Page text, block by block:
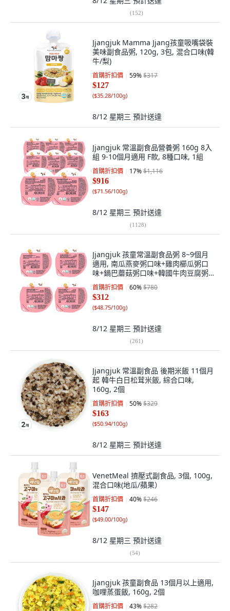
(152)
Jjangjuk Mamma Jjang孩童吸嘴袋裝
美味副食品粥, 120g, 3包, 混合口味(韓
牛/梨)
首購折扣價 59%$317
$127
($35.28/100g)
8/12 星期三 預計送達
Jjangjuk 常溫副食品營養粥 160g 8入
組 9-10個月適用 F款, 8種口味, 1組
首購折扣價 17%$1,116
$916
($71.56/100g)
8/12 星期三 預計送達
(1128)
Jjangjuk 孩童常溫副食品粥 8~9個月
適用, 南瓜燕麥粥口味+雞肉櫛瓜粥口
味+鍋巴蘑菇粥口味+韓國牛肉豆腐粥
口味, 640g, 1組
首購折扣價 60%$780
$312
($48.75/100g)
8/12 星期三 預計送達
(261)
Jjangjuk 常溫副食品 後期米飯 11個月
起 韓牛白日松茸米飯, 綜合口味,
160g, 2個
首購折扣價 50%$329
$163
($50.94/100g)
8/12 星期三 預計送達
VenetMeal 擠壓式副食品, 3個, 100g,
混合口味(地瓜/蘋果）
首購折扣價 40%$246
$147
($49.00/100g)
8/12 星期三 預計送達
(54)
Jjangjuk 孩童副食品 13個月以上適用,
咖哩蒸蛋飯, 160g, 2個
首購折扣價 43%$282